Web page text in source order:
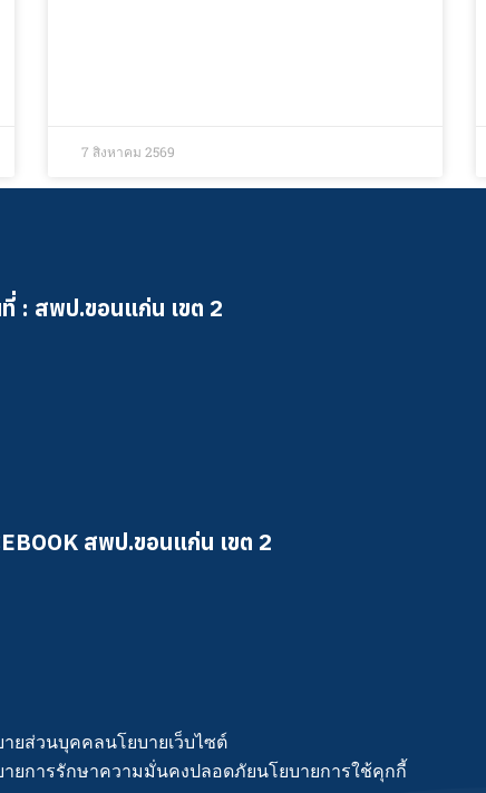
7 สิงหาคม 2569
: สพป.ขอนแก่น เขต 2
สพป.ขอนแก่น เขต 2
ายส่วนบุคคลนโยบายเว็บไซต์
ายการรักษาความมั่นคงปลอดภัยนโยบายการใช้คุกกี้